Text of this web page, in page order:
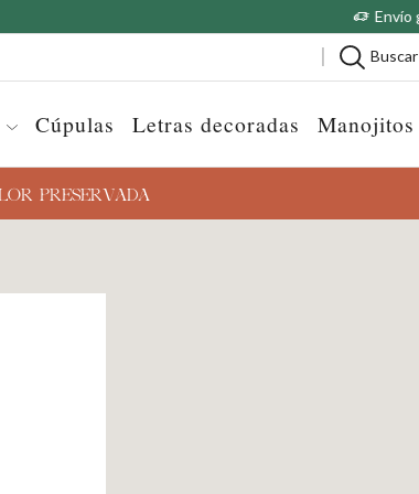
Buscar
Cúpulas Letras decoradas Manojitos
PRESERVADA